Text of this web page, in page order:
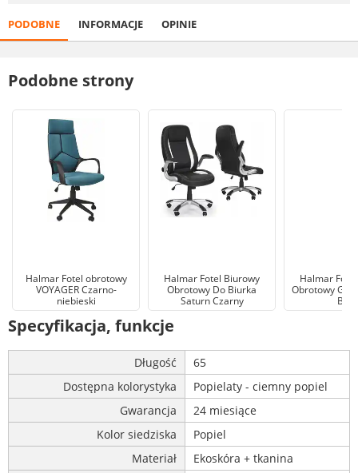
PODOBNE INFORMACJE OPINIE
Podobne strony
Halmar Fotel obrotowy
VOYAGER Czarno-
niebieski
Halmar Fotel Biurowy
Obrotowy Do Biurka
Saturn Czarny
Halmar
Obrotowy
Biały
Specyfikacja, funkcje
Długość
65
Dostępna kolorystyka
Popielaty - ciemny popiel
Gwarancja
24 miesiące
Kolor siedziska
Popiel
Materiał
Ekoskóra + tkanina